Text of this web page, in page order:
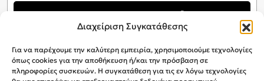
Διαχείριση Συγκατάθεσης
Για να παρέχουμε την καλύτερη εμπειρία, χρησιμοποιούμε τεχνολογίες
όπως cookies για την αποθήκευση ή/και την πρόσβαση σε
πληροφορίες συσκευών. Η συγκατάθεση για τις εν λόγω τεχνολογίες